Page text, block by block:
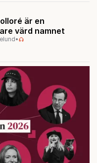
är en
värd namnet
•